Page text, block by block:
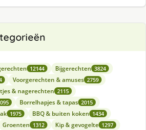
12144 Bijgerechten 3824
Voorgerechten & amuses 2759
& nagerechten 2115
Borrelhapjes & tapas 2015
1975 BBQ & buiten koken 1434
Groenten 1312 Kip & gevogelte 1297